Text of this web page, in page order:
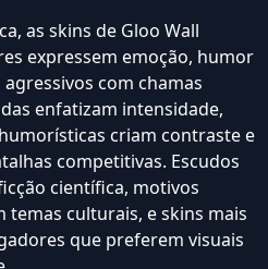
as skins de Gloo Wall
expressem emoção, humor
com chamas
enfatizam intensidade,
criam contraste e
competitivas. Escudos
científica, motivos
culturais, e skins mais
que preferem visuais